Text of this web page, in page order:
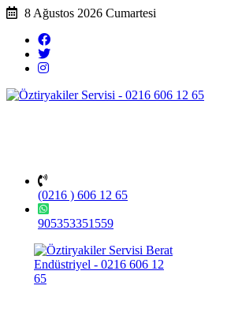
8 Ağustos 2026 Cumartesi
(0216 ) 606 12 65
905353351559